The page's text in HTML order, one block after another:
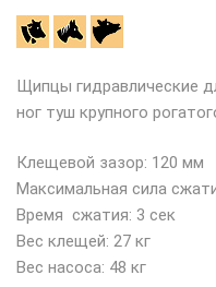
Щипцы гидравлические
ног туш крупного
Клещевой зазор: 120 мм
Максимальная сила
Время ­ сжатия: 3 сек
Вес клещей: 27 кг
Вес насоса: 48 кг